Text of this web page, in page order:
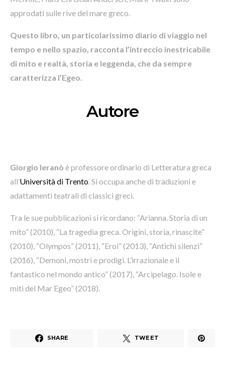
approdati sulle rive del mare greco.
Questo libro, un particolarissimo diario di viaggio nel
tempo e nello spazio, racconta l’intreccio inestricabile
di mito e realtà, storia e leggenda, che da sempre
caratterizza l’Egeo.
Autore
Giorgio Ieranò è professore ordinario di Letteratura greca
all’Università di Trento . Si occupa anche di traduzioni e
adattamenti teatrali di classici greci.
Tra le sue pubblicazioni si ricordano: “Arianna. Storia di un
mito” (2010), “La tragedia greca. Origini, storia, rinascite”
(2010), “Olympos” (2011), “Eroi” (2013), “Antichi silenzi”
(2016), “Demoni, mostri e prodigi. L’irrazionale e il
fantastico nel mondo antico” (2017), “Arcipelago. Isole e
miti del Mar Egeo” (2018).
SHARE TWEET